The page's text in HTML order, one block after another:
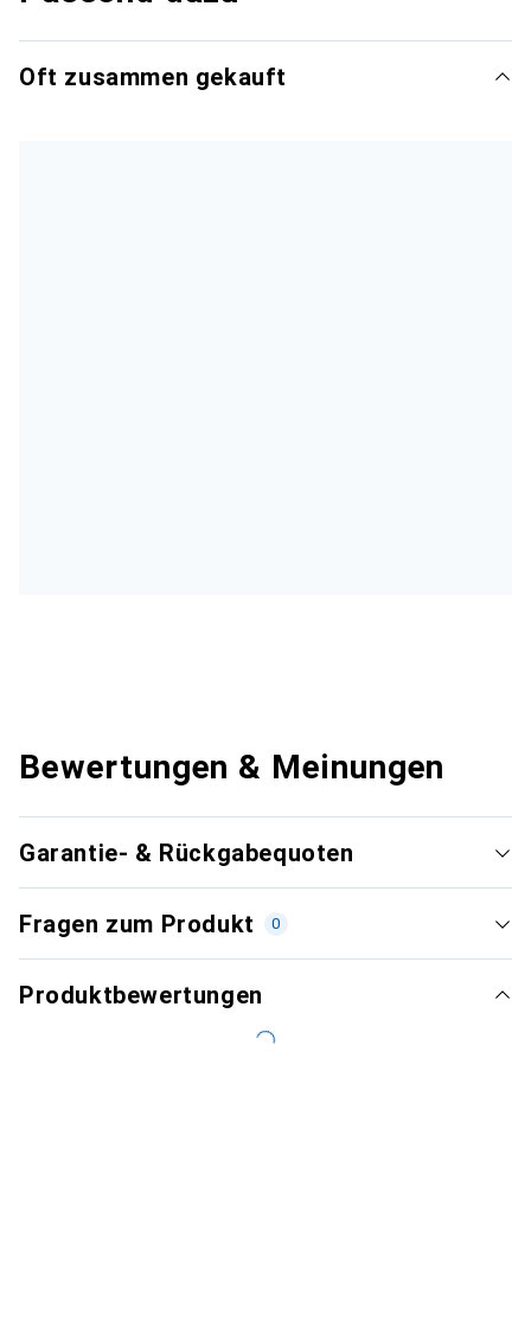
Oft zusammen gekauft
Bewertungen & Meinungen
Garantie- & Rückgabequoten
Fragen zum Produkt 0
Produktbewertungen